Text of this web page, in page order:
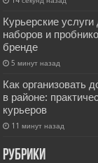
Курьерские
наборов и
бренде
5 минут назад
Как организовать
в районе:
курьеров
11 минут назад
РУбрики